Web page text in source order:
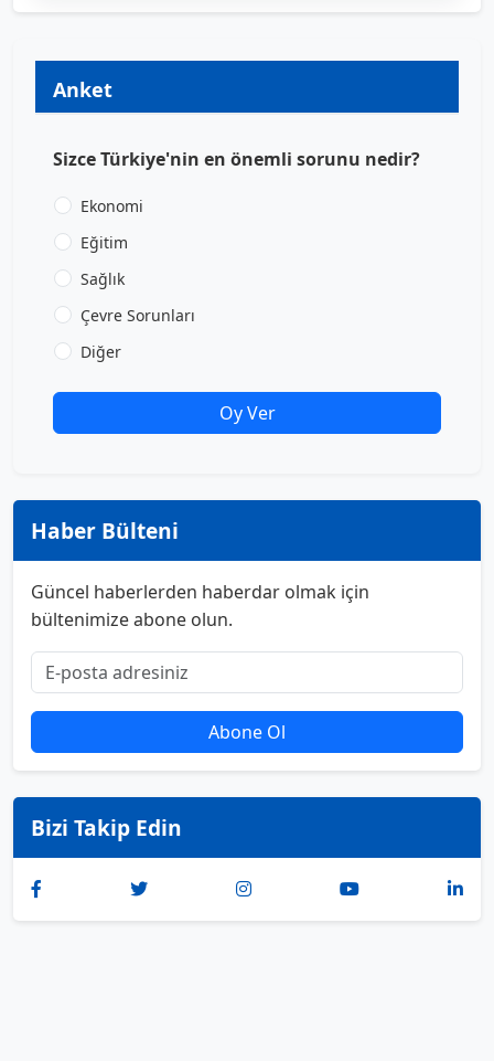
Anket
Sizce Türkiye'nin en önemli sorunu nedir?
Ekonomi
Eğitim
Sağlık
Çevre Sorunları
Diğer
Oy Ver
Haber Bülteni
Güncel haberlerden haberdar olmak için
bültenimize abone olun.
Abone Ol
Bizi Takip Edin